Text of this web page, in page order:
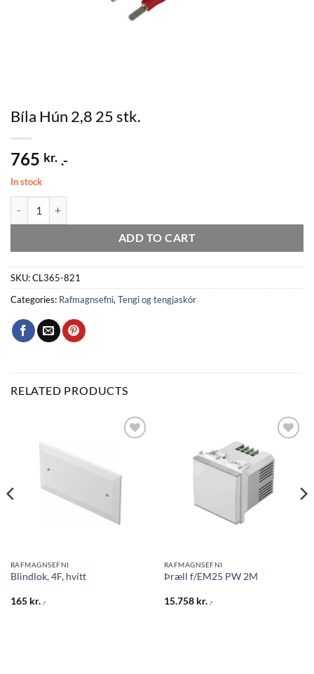
Bíla Hún 2,8 25 stk.
765 kr. .-
In stock
ADD TO CART
SKU:CL365-821
Categories: Rafmagnsefni, Tengi og tengjaskór
RELATED PRODUCTS
RAFMAGNSEFNI
Blindlok, 4F, hvítt
165 kr. .-
við á
óskalista
RAFMAGNSEFNI
Þræll f/EM25 PW 2M
15.758 kr. .-